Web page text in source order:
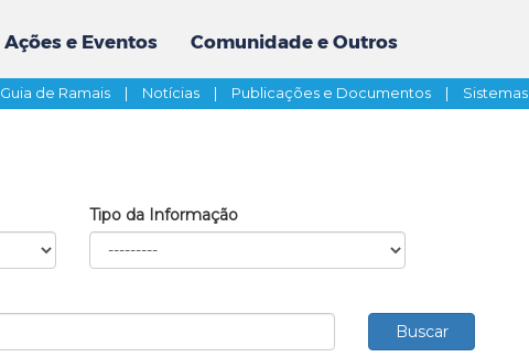
Ações e Eventos Comunidade e Outros
Guia de Ramais | Notícias | Publicações e Documentos | Sistemas
Tipo da Informação